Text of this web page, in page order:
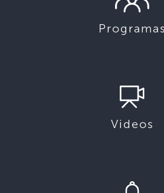
Programas
Videos